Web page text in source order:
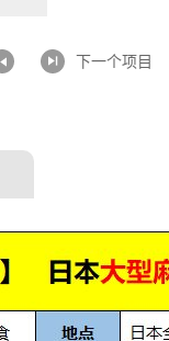
下一个项目